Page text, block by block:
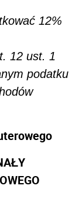
12%
12 ust. 1
podatku